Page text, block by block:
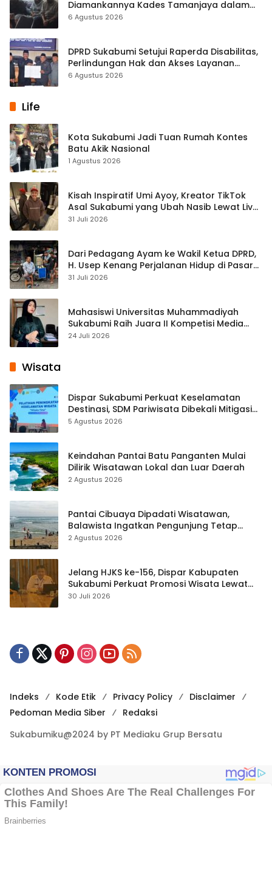
Diamankannya Kades Tamanjaya dalam
Kasus Sabu
6 Agustus 2026
DPRD Sukabumi Setujui Raperda Disabilitas,
Perlindungan Hak dan Akses Layanan
Diperkuat
6 Agustus 2026
Life
Kota Sukabumi Jadi Tuan Rumah Kontes
Batu Akik Nasional
1 Agustus 2026
Kisah Inspiratif Umi Ayoy, Kreator TikTok
Asal Sukabumi yang Ubah Nasib Lewat Live
Streaming
31 Juli 2026
Dari Pedagang Ayam ke Wakil Ketua DPRD,
H. Usep Kenang Perjalanan Hidup di Pasar
Cisaat
31 Juli 2026
Mahasiswi Universitas Muhammadiyah
Sukabumi Raih Juara II Kompetisi Media
Pembelajaran Digital Tingkat Internasional
24 Juli 2026
Wisata
Dispar Sukabumi Perkuat Keselamatan
Destinasi, SDM Pariwisata Dibekali Mitigasi
hingga Teknik Evakuasi
5 Agustus 2026
Keindahan Pantai Batu Panganten Mulai
Dilirik Wisatawan Lokal dan Luar Daerah
2 Agustus 2026
Pantai Cibuaya Dipadati Wisatawan,
Balawista Ingatkan Pengunjung Tetap
Waspada
2 Agustus 2026
Jelang HJKS ke-156, Dispar Kabupaten
Sukabumi Perkuat Promosi Wisata Lewat
Publikasi Digital
30 Juli 2026
Indeks Kode Etik Privacy Policy
Disclaimer
Pedoman Media Siber
Redaksi
Sukabumiku@2024 by PT Mediaku Grup Bersatu